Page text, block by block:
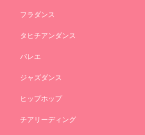
フラダンス
タヒチアンダンス
バレエ
ジャズダンス
ヒップホップ
チアリーディング